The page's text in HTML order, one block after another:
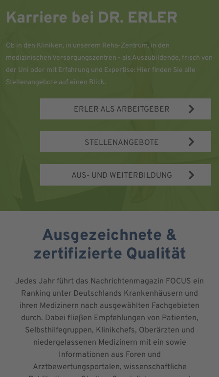
Karriere bei DR. ERLER
Ob in den Kliniken, in unserem Reha-Zentrum, in den
medizinischen Versorgungszentren - als Auszubildende, frisch von
der Uni oder mit Erfahrung und Expertise: Hier finden Sie alle
Stellenangebote auf einen Blick.
ERLER ALS ARBEITGEBER
STELLENANGEBOTE
AUS- UND WEITERBILDUNG
Ausgezeichnete &
zertifizierte Qualität
Jedes Jahr führt das Nachrichtenmagazin FOCUS ein
Ranking unter Deutschlands Krankenhäusern und
ihren Medizinern nach ausgewählten Fachgebieten
durch. Dabei fließen Empfehlungen von Patienten,
Selbsthilfegruppen, Klinikchefs, Oberärzten und
niedergelassenen Medizinern mit ein sowie
Informationen aus Foren und
Arztbewertungsportalen, wissenschaftliche